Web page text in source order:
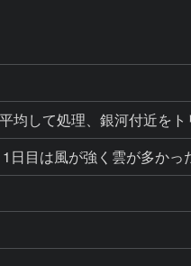
して処理、銀河付近をト
目は風が強く雲が多かっ